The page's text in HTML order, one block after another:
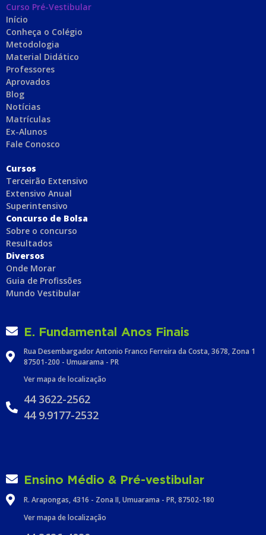
Curso Pré-Vestibular
Início
Conheça o Colégio
Metodologia
Material Didático
Professores
Aprovados
Blog
Notícias
Matrículas
Ex-Alunos
Fale Conosco
Cursos
Terceirão Extensivo
Extensivo Anual
Superintensivo
Concurso de Bolsa
Sobre o concurso
Resultados
Diversos
Onde Morar
Guia de Profissões
Mundo Vestibular
E. Fundamental Anos Finais
Rua Desembargador Antonio Franco Ferreira da Costa, 3678, Zona 1
87501-200 - Umuarama - PR
Ver mapa de localização
44 3622-2562
44 9.9177-2532
Ensino Médio & Pré-vestibular
R. Arapongas, 4316 - Zona II, Umuarama - PR, 87502-180
Ver mapa de localização